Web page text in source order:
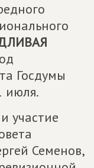
Госдумы
июля.
участие
Семенов,